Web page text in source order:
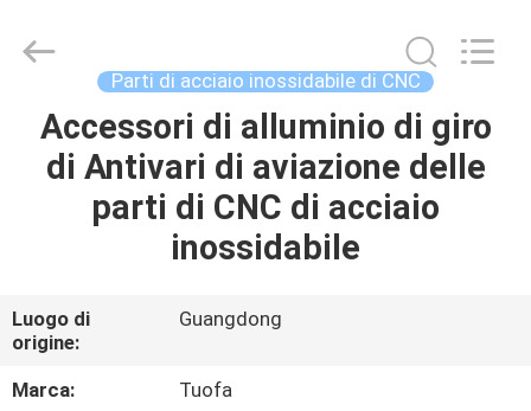
CASA.
PRODOTTI
DI
NOI
Technology
Reserved.
Parti di acciaio inossidabile di CNC
Accessori di alluminio di giro
di Antivari di aviazione delle
parti di CNC di acciaio
inossidabile
Luogo di
origine:
Guangdong
Marca:
Tuofa